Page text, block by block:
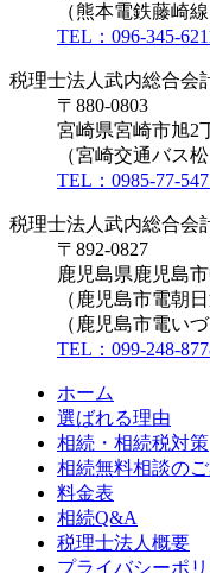
（熊本電鉄藤崎
TEL：096-345-
税理士法人武内総合会
〒880-0803
宮崎県宮崎市旭2
（宮崎交通バス
TEL：0985-77-
税理士法人武内総合会
〒892-0827
鹿児島県鹿児島
（鹿児島市電朝
（鹿児島市電い
TEL：099-248-
ホーム
選ばれる理由
相続・相続税対策
相続無料相談の
料金表
相続Q&A
税理士法人概要
プライバシーポ